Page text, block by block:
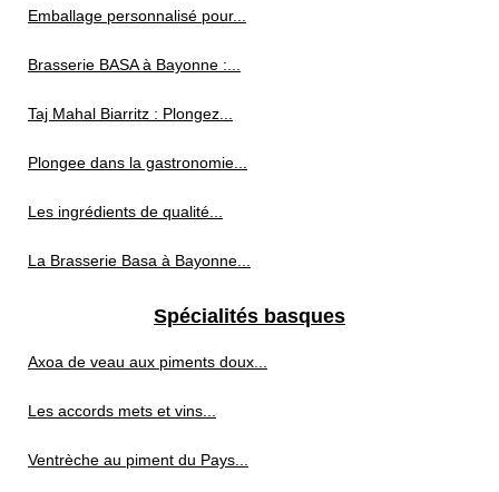
Emballage personnalisé pour...
Brasserie BASA à Bayonne :...
Taj Mahal Biarritz : Plongez...
Plongee dans la gastronomie...
Les ingrédients de qualité...
La Brasserie Basa à Bayonne...
Spécialités basques
Axoa de veau aux piments doux...
Les accords mets et vins...
Ventrèche au piment du Pays...